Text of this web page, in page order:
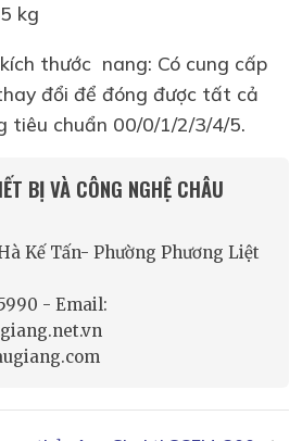
kg
thước nang: Có cung cấp
đổi để đóng được tất cả
tiêu chuẩn 00/0/1/2/3/4/5.
BỊ VÀ CÔNG NGHỆ CHÂU
Kế Tấn- Phường Phương Liệt
- Email: